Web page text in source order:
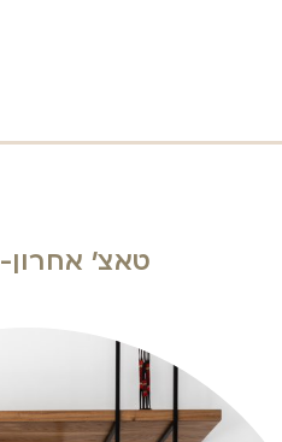
טאצ' אחרון-